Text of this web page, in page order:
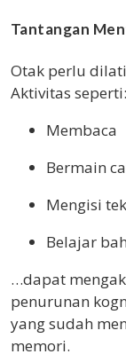
Tantangan
Otak perlu
Aktivitas seperti:
Membaca
Bermain
Mengisi
Belajar
…dapat
penurunan
yang sudah
memori.